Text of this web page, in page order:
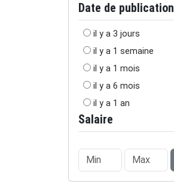
Date de publication
il y a 3 jours
il y a 1 semaine
il y a 1 mois
il y a 6 mois
il y a 1 an
Salaire